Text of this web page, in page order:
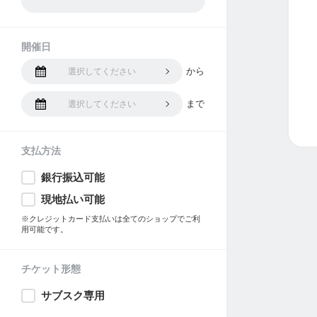
開催日
選択してください から
選択してください まで
支払方法
銀行振込可能
現地払い可能
※クレジットカード支払いは全てのショップでご利
用可能です。
チケット形態
サブスク専用